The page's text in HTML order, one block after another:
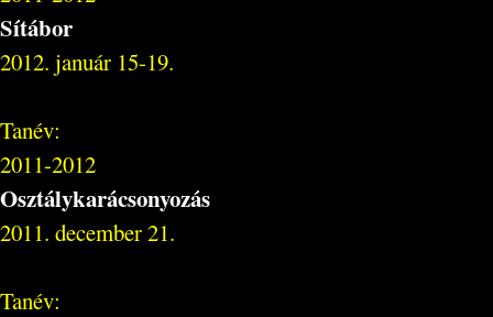
Sítábor
2012. január 15-19.
Tanév:
2011-2012
Osztálykarácsonyozás
2011. december 21.
Tanév: